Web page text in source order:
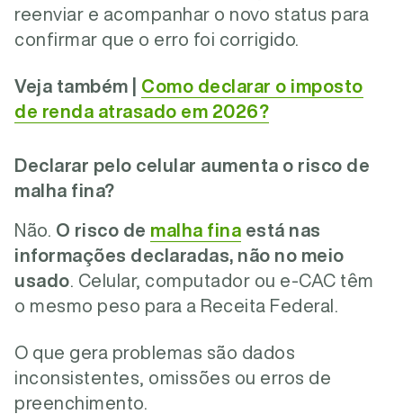
reenviar e acompanhar o novo status para
confirmar que o erro foi corrigido.
Veja também |
Como declarar o imposto
de renda atrasado em 2026?
Declarar pelo celular aumenta o risco de
malha fina?
Não. O risco de malha fina está nas
informações declaradas, não no meio
usado. Celular, computador ou e-CAC têm
o mesmo peso para a Receita Federal.
O que gera problemas são dados
inconsistentes, omissões ou erros de
preenchimento.